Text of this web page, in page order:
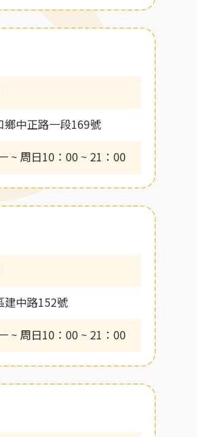
鄉中正路一段169號
~ 周日10：00 ~ 21：00
建中路152號
~ 周日10：00 ~ 21：00